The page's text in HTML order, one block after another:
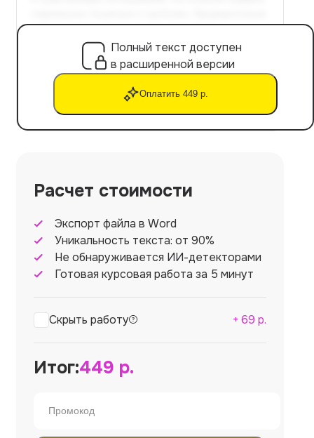
Полный текст доступен
в расширенной версии
Оплатить 449 р.
Расчет стоимости
Экспорт файла в Word
Уникальность текста: от 90%
Не обнаруживается ИИ-детекторами
Готовая курсовая работа за 5 минут
Скрыть работу + 69 р.
Итог:449 р.